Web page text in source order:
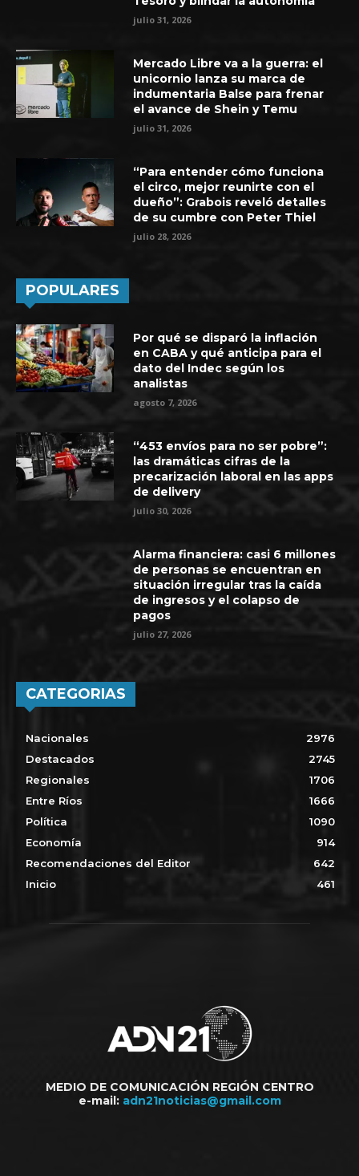
julio 31, 2026
Mercado Libre va a la guerra: el
unicornio lanza su marca de
indumentaria Balse para frenar
el avance de Shein y Temu
julio 31, 2026
“Para entender cómo funciona
el circo, mejor reunirte con el
dueño”: Grabois reveló detalles
de su cumbre con Peter Thiel
julio 28, 2026
POPULARES
Por qué se disparó la inflación
en CABA y qué anticipa para el
dato del Indec según los
analistas
agosto 7, 2026
“453 envíos para no ser pobre”:
las dramáticas cifras de la
precarización laboral en las apps
de delivery
julio 30, 2026
Alarma financiera: casi 6 millones
de personas se encuentran en
situación irregular tras la caída
de ingresos y el colapso de
pagos
julio 27, 2026
CATEGORIAS
Nacionales
2976
Destacados
2745
Regionales
1706
Entre Ríos
1666
Política
1090
Economía
914
Recomendaciones del Editor
642
Inicio
461
MEDIO DE COMUNICACIÓN REGIÓN CENTRO
e-mail: adn21noticias@gmail.com